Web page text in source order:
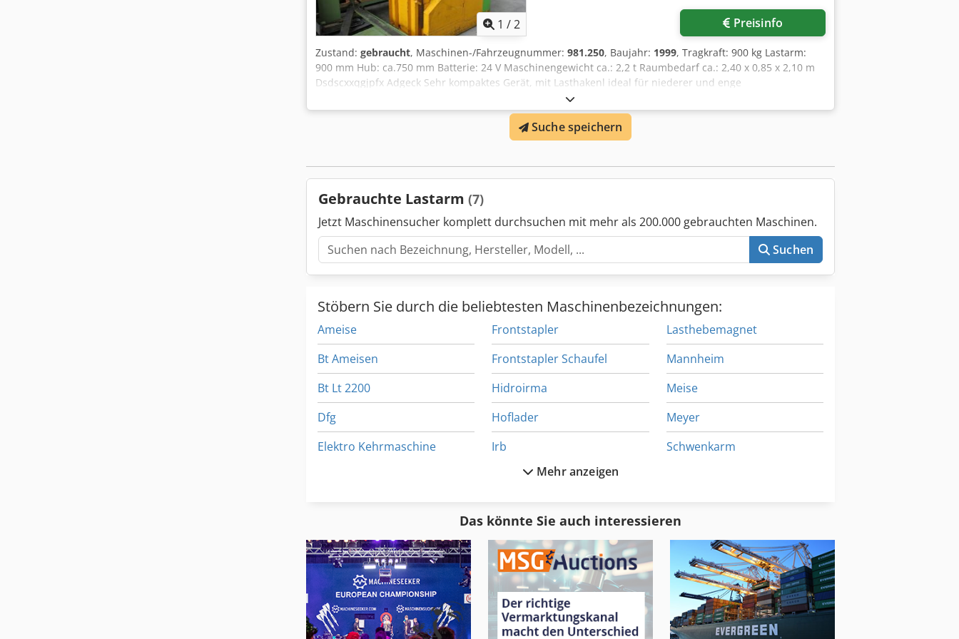
1 /2 Preisinfo
Zustand: gebraucht, Maschinen-/Fahrzeugnummer: 981.250, Baujahr: 1999, Tragkraft: 900 kg Lastarm:
900 mm Hub: ca.750 mm Batterie: 24 V Maschinengewicht ca.: 2,2 t Raumbedarf ca.: 2,40 x 0,85 x 2,10 m
Dsdscxxqgjpfx Adgeck Sehr kompaktes Gerät, mit Lasthakenl ideal für niederer und enge
Raumverhältnisse, guter Zustand. 1,8 to. Tragkraft bei 450 mm Lastarm
Suche speichern
Gebrauchte Lastarm (7)
Jetzt Maschinensucher komplett durchsuchen mit mehr als 200.000 gebrauchten Maschinen.
Suchen
Stöbern Sie durch die beliebtesten Maschinenbezeichnungen:
Ameise
Bt Ameisen
Bt Lt 2200
Dfg
Elektro Kehrmaschine
Erdschaufel
Frontstapler
Frontstapler Schaufel
Hidroirma
Hoflader
Irb
Irle Ks 4
Lasthebemagnet
Mannheim
Meise
Meyer
Schwenkarm
Mehr anzeigen
Das könnte Sie auch interessieren